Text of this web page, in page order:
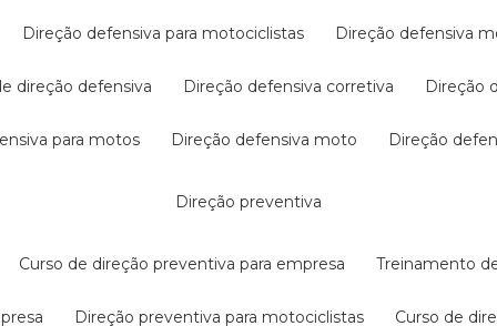
direção defensiva para motociclistas direção defensiva
direção defensiva direção defensiva corretiva
para motos direção defensiva moto direção
direção preventiva
curso de direção preventiva para empresa treinamento
direção preventiva para motociclistas curso de